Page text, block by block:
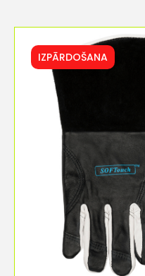
IZPĀRDOŠANA